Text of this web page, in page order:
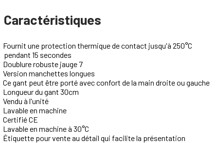
Caractéristiques
Fournit une protection thermique de contact jusqu'à 250°C
pendant 15 secondes
Doublure robuste jauge 7
Version manchettes longues
Ce gant peut être porté avec confort de la main droite ou gauche
Longueur du gant 30cm
Vendu à l'unité
Lavable en machine
Certifié CE
Lavable en machine à 30°C
Étiquette pour vente au détail qui facilite la présentation